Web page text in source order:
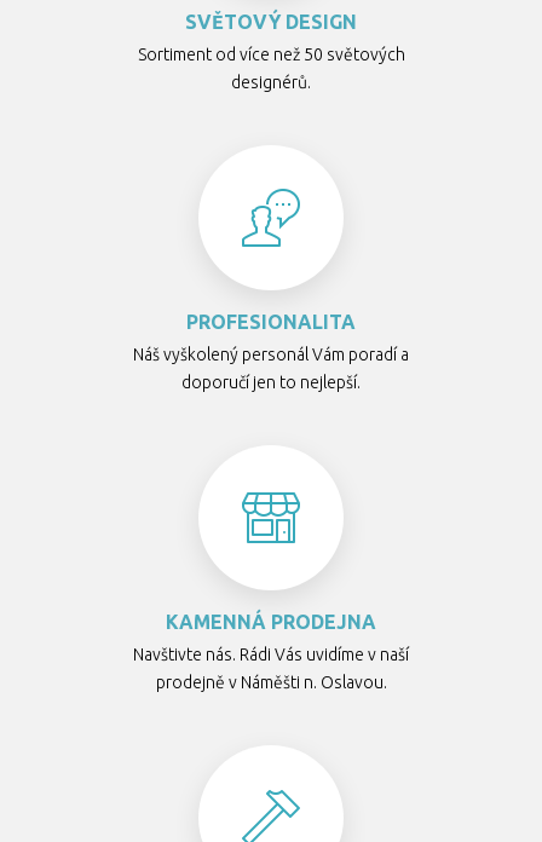
SVĚTOVÝ DESIGN
Sortiment od více než 50 světových
designérů.
PROFESIONALITA
Náš vyškolený personál Vám poradí a
doporučí jen to nejlepší.
KAMENNÁ PRODEJNA
Navštivte nás. Rádi Vás uvidíme v naší
prodejně v Náměšti n. Oslavou.